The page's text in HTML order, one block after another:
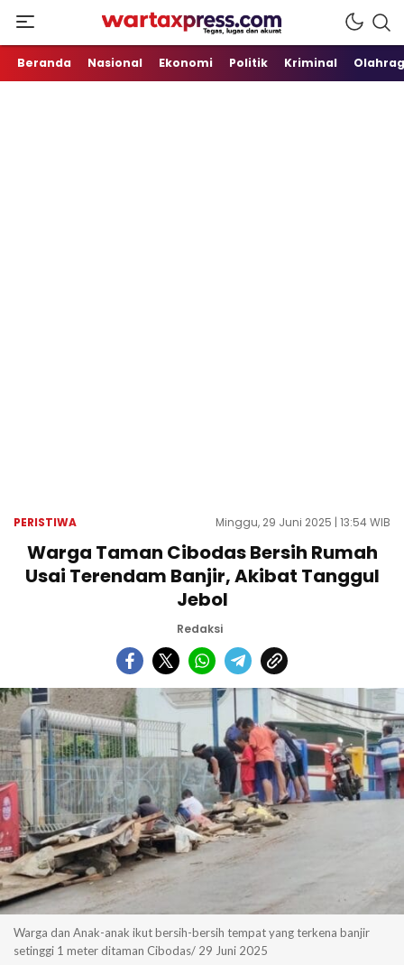
WartaXpress
Tegas, Lugas dan Akurat
Beranda Nasional Ekonomi Politik Kriminal
PERISTIWA Minggu, 29 Juni 2025 | 13:54 WIB
Warga Taman Cibodas Bersih Rumah
Usai Terendam Banjir, Akibat Tanggul
Jebol
Redaksi
Warga dan Anak-anak ikut bersih-bersih tempat yang terkena banjir
setinggi 1 meter ditaman Cibodas/ 29 Juni 2025